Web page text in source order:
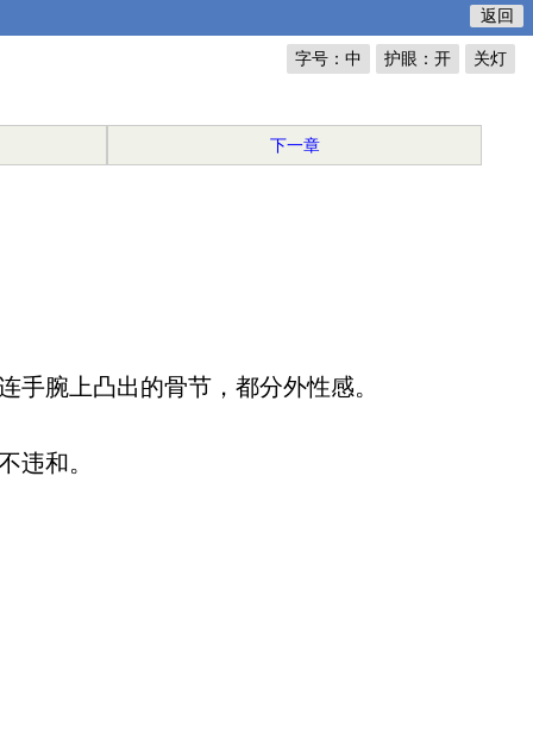
返回
关灯
护眼：开
字号：中
下一章
腕上凸出的骨节，都分外性感。
违和。